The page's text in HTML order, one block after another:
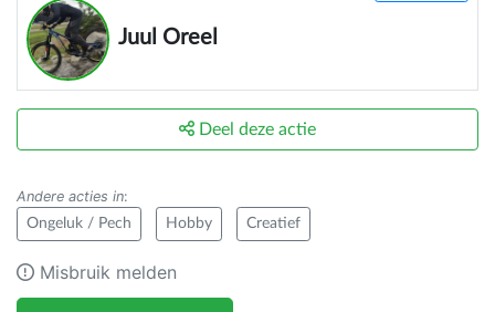
Juul Oreel
Deel deze actie
Andere acties in:
Ongeluk / Pech Hobby Creatief
Misbruik melden